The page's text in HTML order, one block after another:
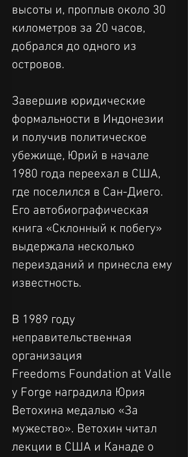
высоты и, проплыв около 30
километров за 20 часов,
добрался до одного из
островов.
Завершив юридические
формальности в Индонезии
и получив политическое
убежище, Юрий в начале
1980 года переехал в США,
где поселился в Сан-Диего.
Его автобиографическая
книга «Склонный к побегу»
выдержала несколько
переизданий и принесла ему
известность.
В 1989 году
неправительственная
организация
Freedoms Foundation at Valle
y Forge наградила Юрия
Ветохина медалью «За
мужество». Ветохин читал
лекции в США и Канаде о